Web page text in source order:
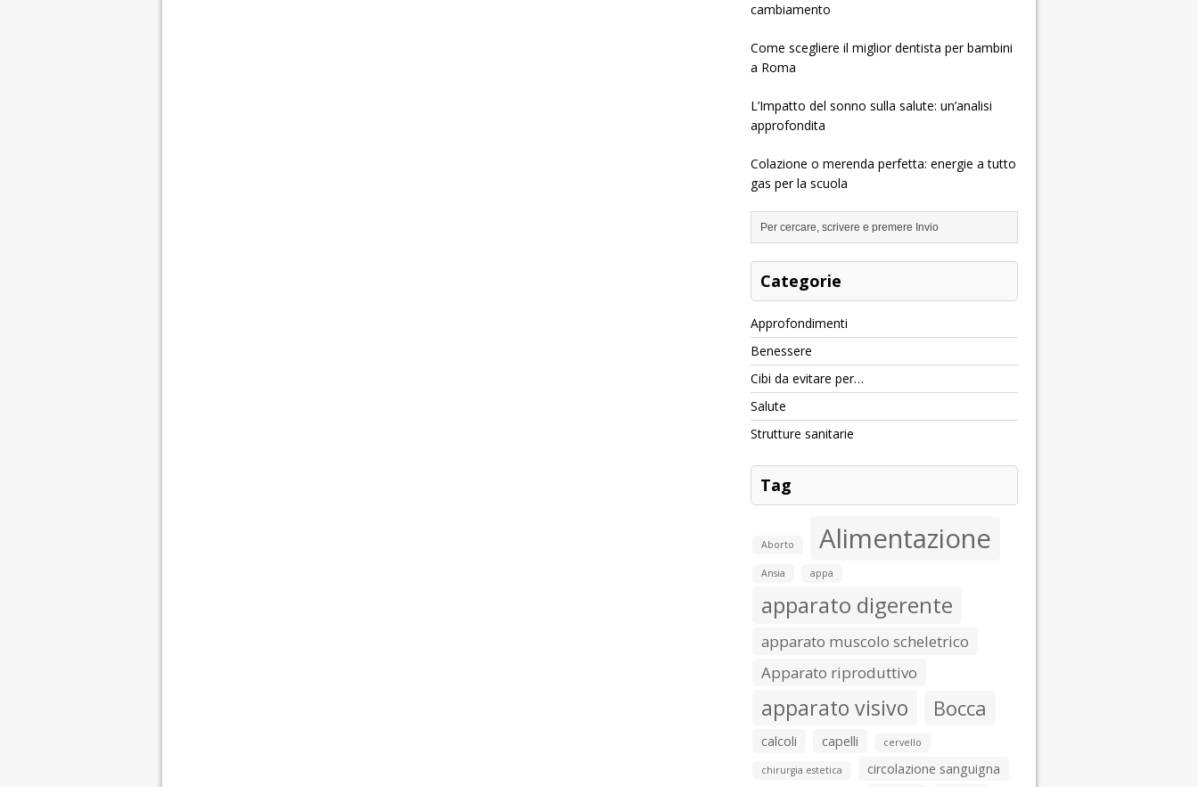
cambiamento
Come scegliere il miglior dentista per bambini
a Roma
L’Impatto del sonno sulla salute: un’analisi
approfondita
Colazione o merenda perfetta: energie a tutto
gas per la scuola
Categorie
Approfondimenti
Benessere
Cibi da evitare per…
Salute
Strutture sanitarie
Tag
Aborto Alimentazione
Ansia appa
apparato digerente
apparato muscolo scheletrico
Apparato riproduttivo
apparato visivo Bocca
calcoli capelli cervello
chirurgia estetica circolazione sanguigna